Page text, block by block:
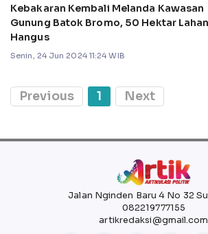
Kebakaran Kembali Melanda Kawasan
Gunung Batok Bromo, 50 Hektar Lahan
Hangus
Senin, 24 Jun 2024 11:24 WIB
Previous 1 Next
Jalan Nginden Baru 4 No 32
082219777155
artikredaksi@gmail.com